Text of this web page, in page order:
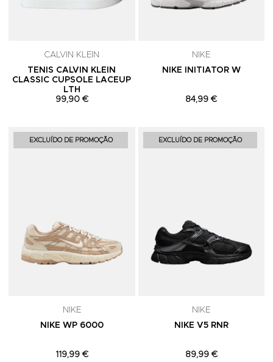
CALVIN KLEIN
TENIS CALVIN KLEIN
CLASSIC CUPSOLE LACEUP
LTH
99,90 €
NIKE
NIKE INITIATOR W
84,99 €
EXCLUÍDO DE PROMOÇÃO Adicionar aos Favoritos
NIKE
NIKE WP 6000
119,99 €
EXCLUÍDO DE PROMOÇÃO
NIKE
NIKE V5 RNR
89,99 €